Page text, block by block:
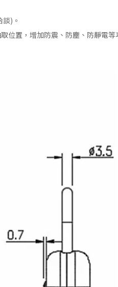
)。
位置，增加防震、防塵、防靜電等